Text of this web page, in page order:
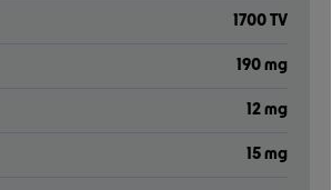
1700 TV
190 mg
12 mg
15 mg